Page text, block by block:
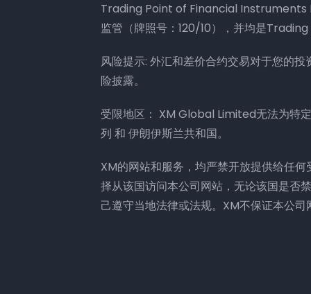
Trading Point of Financial Instruments
监管（牌照号：120/10），并均是
风险提示: 外汇和差价合约交易对于您的
险披露。
受限地区： XM Global Limited无法为特
列 和 伊朗伊斯兰共和国。
XM的网站和服务，均严禁开放提供给任
择从该国访问本公司网站，无论该国是否
己遵守当地法律或法规。XM不保证本公